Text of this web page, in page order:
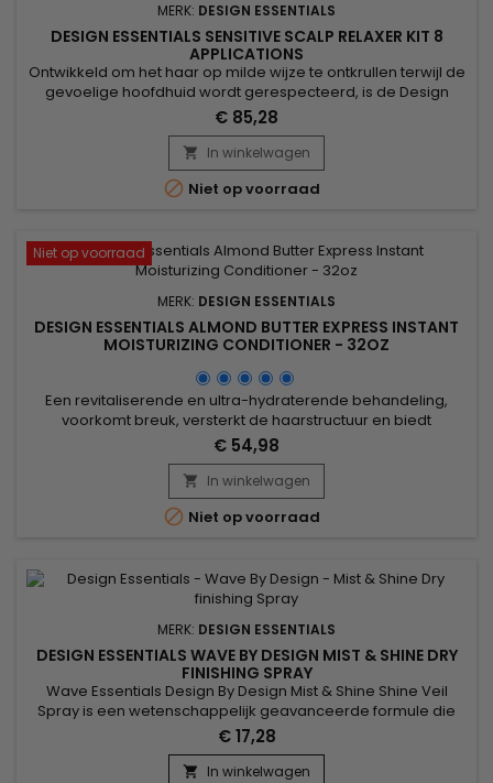
MERK: DESIGN ESSENTIALS
DESIGN ESSENTIALS SENSITIVE SCALP RELAXER KIT 8
APPLICATIONS
Ontwikkeld om het haar op milde wijze te ontkrullen terwijl de
gevoelige hoofdhuid wordt gerespecteerd, is de Design
Essentials Sensitive Scalp Relaxer Kit de ideale oplossing
voor glad, glanzend en gezond haar. Kokosolie zorgt voor
intense hydratatie, terwijl sheaboter de haarvezel voedt en
beschermt. Het resultaat: een zachte maar doeltreffende
relaxer,...
€ 85,28
 In winkelwagen
 Niet op voorraad
Niet op voorraad
MERK: DESIGN ESSENTIALS
DESIGN ESSENTIALS ALMOND BUTTER EXPRESS INSTANT
MOISTURIZING CONDITIONER - 32OZ
Een revitaliserende en ultra-hydraterende behandeling,
voorkomt breuk, versterkt de haarstructuur en biedt
zachtheid, glans en kracht aan droog en beschadigd haar.
Verrijkt met gehydrolyseerd tarwe-eiwit, versterkt de Design
Essentials Almond Butter Express Instant Moisturizing
Conditioner de haarvezels en verbetert de elasticiteit.
Vitamine E beschermt...
€ 54,98
 In winkelwagen
 Niet op voorraad
MERK: DESIGN ESSENTIALS
DESIGN ESSENTIALS WAVE BY DESIGN MIST & SHINE DRY
FINISHING SPRAY
Wave Essentials Design By Design Mist & Shine Shine Veil
Spray is een wetenschappelijk geavanceerde formule die
een heldere, zijdeachtige glans geeft aan krullen en golven.
De verzachtende en revitaliserende middelen verzachten
het haar en geven het meer body, volume en glans.
€ 17,28
 In winkelwagen